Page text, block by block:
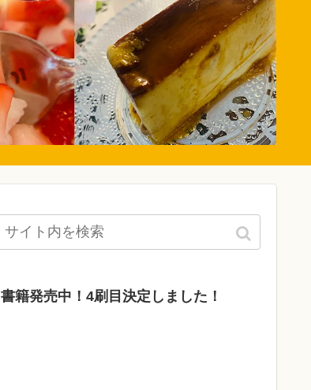
書籍発売中！4刷目決定しました！